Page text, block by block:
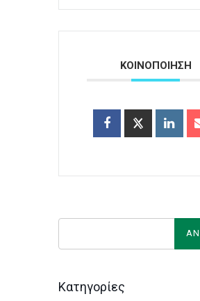
ΚΟΙΝΟΠΟΙΗΣΗ
Κατηγορίες